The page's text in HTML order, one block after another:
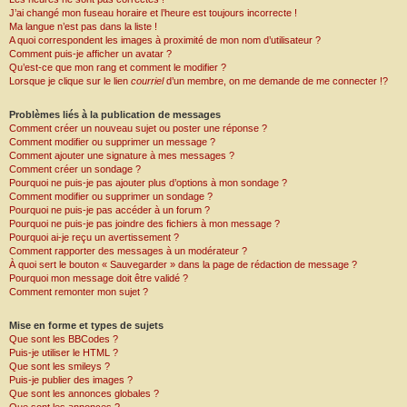
J’ai changé mon fuseau horaire et l’heure est toujours incorrecte !
Ma langue n’est pas dans la liste !
A quoi correspondent les images à proximité de mon nom d’utilisateur ?
Comment puis-je afficher un avatar ?
Qu’est-ce que mon rang et comment le modifier ?
Lorsque je clique sur le lien courrield’un membre, on me demande de me connecter !?
Problèmes liés à la publication de messages
Comment créer un nouveau sujet ou poster une réponse ?
Comment modifier ou supprimer un message ?
Comment ajouter une signature à mes messages ?
Comment créer un sondage ?
Pourquoi ne puis-je pas ajouter plus d’options à mon sondage ?
Comment modifier ou supprimer un sondage ?
Pourquoi ne puis-je pas accéder à un forum ?
Pourquoi ne puis-je pas joindre des fichiers à mon message ?
Pourquoi ai-je reçu un avertissement ?
Comment rapporter des messages à un modérateur ?
À quoi sert le bouton « Sauvegarder » dans la page de rédaction de message ?
Pourquoi mon message doit être validé ?
Comment remonter mon sujet ?
Mise en forme et types de sujets
Que sont les BBCodes ?
Puis-je utiliser le HTML ?
Que sont les smileys ?
Puis-je publier des images ?
Que sont les annonces globales ?